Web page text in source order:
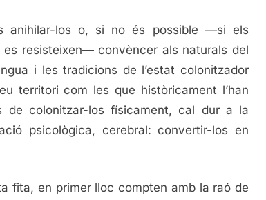
anihilar-los o, si no és possible —si els
es resisteixen— convèncer als naturals del
i les tradicions de l’estat colonitzador
territori com les que històricament l’han
de colonitzar-los físicament, cal dur a la
psicològica, cerebral: convertir-los en
fita, en primer lloc compten amb la raó de